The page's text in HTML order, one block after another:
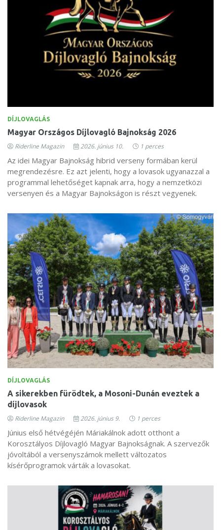
DÍJLOVAGLÁS
Magyar Országos Díjlovagló Bajnokság 2026
Riderline Magazin 2026. június 10. 1 perces
Az idei Magyar Bajnokság hibrid verseny formában kerül
megrendezésre. Ez azt jelenti, hogy a lovasok ugyanazzal a
programmal lehetőséget kapnak arra, hogy a nemzetközi
versenyen és a Magyar Bajnokságon is részt vegyenek.
DÍJLOVAGLÁS
A sikerekben fürödtek, a Mosoni-Dunán eveztek a
díjlovasok
Riderline Magazin 2026. június 9. 1 perces
Június első hétvégéjén Máriakálnok adott otthont a
Korosztályos Díjlovagló Magyar Bajnokságnak. A szervezők
jóvoltából a versenyszámok mellett változatos
kísérőprogramok várták a lovasokat.